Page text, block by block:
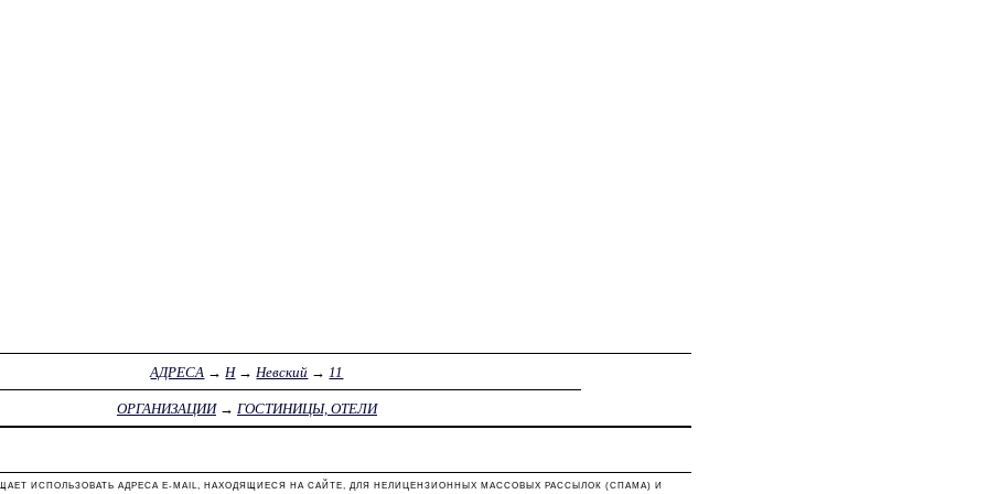
АДРЕСА → Н→ Невский → 11
ОРГАНИЗАЦИИ→ ГОСТИНИЦЫ, ОТЕЛИ
ИСПОЛЬЗОВАТЬ АДРЕСА E-MAIL, НАХОДЯЩИЕСЯ НА САЙТЕ, ДЛЯ НЕЛИЦЕНЗИОННЫХ МАССОВЫХ РАССЫЛОК (СПАМА) И